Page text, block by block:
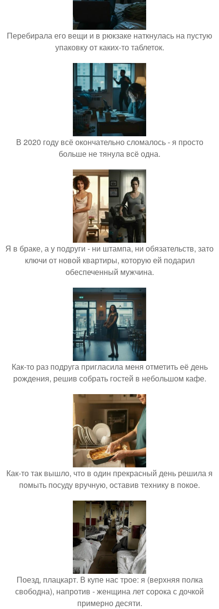
Перебирала его вещи и в рюкзаке наткнулась на пустую
упаковку от каких-то таблеток.
В 2020 году всё окончательно сломалось - я просто
больше не тянула всё одна.
Я в браке, а у подруги - ни штампа, ни обязательств, зато
ключи от новой квартиры, которую ей подарил
обеспеченный мужчина.
Как-то раз подруга пригласила меня отметить её день
рождения, решив собрать гостей в небольшом кафе.
Как-то так вышло, что в один прекрасный день решила я
помыть посуду вручную, оставив технику в покое.
Поезд, плацкарт. В купе нас трое: я (верхняя полка
свободна), напротив - женщина лет сорока с дочкой
примерно десяти.